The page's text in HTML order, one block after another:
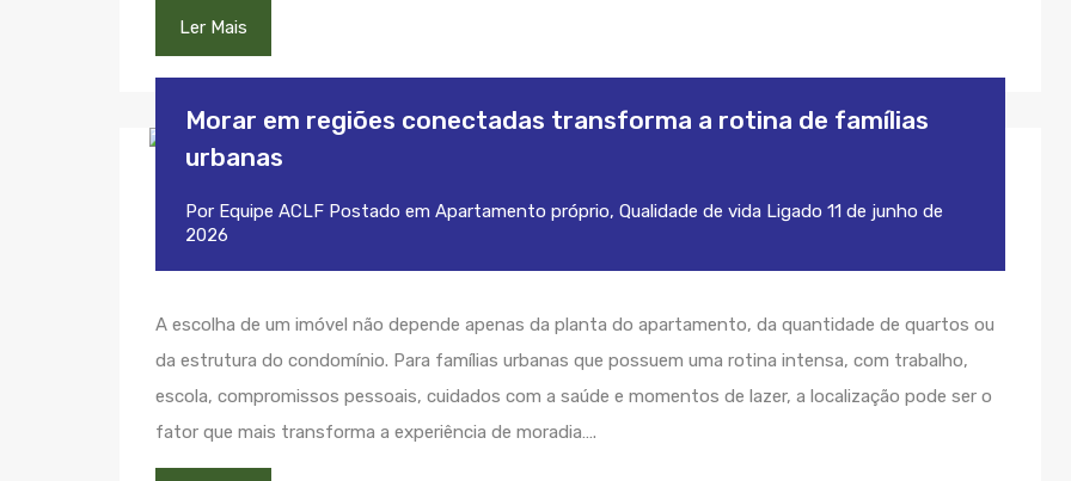
Ler Mais
Morar em regiões conectadas transforma a rotina de famílias
urbanas
Por Equipe ACLF Postado em Apartamento próprio, Qualidade de vida Ligado 11 de junho de
2026
A escolha de um imóvel não depende apenas da planta do apartamento, da quantidade de quartos ou
da estrutura do condomínio. Para famílias urbanas que possuem uma rotina intensa, com trabalho,
escola, compromissos pessoais, cuidados com a saúde e momentos de lazer, a localização pode ser o
fator que mais transforma a experiência de moradia….